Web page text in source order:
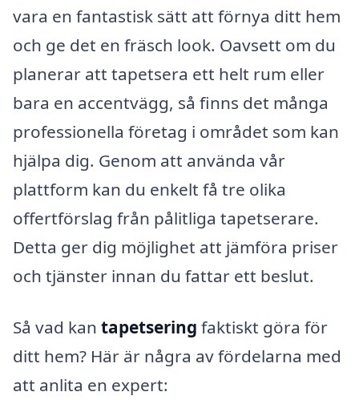
vara en fantastisk sätt att förnya ditt hem
och ge det en fräsch look. Oavsett om du
planerar att tapetsera ett helt rum eller
bara en accentvägg, så finns det många
professionella företag i området som kan
hjälpa dig. Genom att använda vår
plattform kan du enkelt få tre olika
offertförslag från pålitliga tapetserare.
Detta ger dig möjlighet att jämföra priser
och tjänster innan du fattar ett beslut.
Så vad kan tapetsering faktiskt göra för
ditt hem? Här är några av fördelarna med
att anlita en expert: